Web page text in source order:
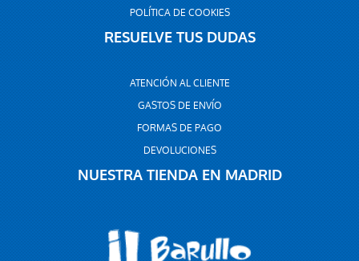
POLÍTICA DE COOKIES
RESUELVE TUS DUDAS
ATENCIÓN AL CLIENTE
GASTOS DE ENVÍO
FORMAS DE PAGO
DEVOLUCIONES
NUESTRA TIENDA EN MADRID